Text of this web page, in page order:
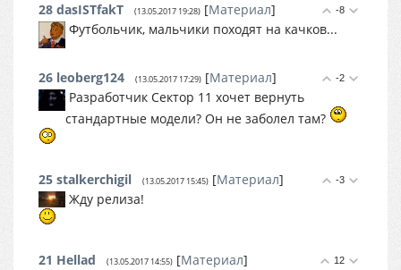
-8
28 dasISTfakT (13.05.2017 19:28) [Материал]
Футбольчик, мальчики походят на качков...
-2
26 leoberg124 (13.05.2017 17:29) [Материал]
Разработчик Сектор 11 хочет вернуть
стандартные модели? Он не заболел там?
-3
25 stalkerchigil (13.05.2017 15:45) [Материал]
Жду релиза!
12
21 Hellad (13.05.2017 14:55) [Материал]